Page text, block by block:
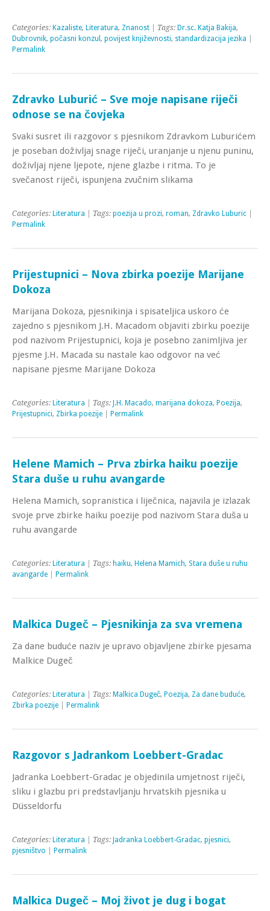
Categories: Kazaliste, Literatura, Znanost | Tags: Dr.sc. Katja Bakija,
Dubrovnik, počasni konzul , povijest književnosti, standardizacija jezika
Permalink
Zdravko Luburić – Sve moje napisane riječi
odnose se na čovjeka
Svaki susret ili razgovor s pjesnikom Zdravkom Luburićem
je poseban doživljaj snage riječi, uranjanje u njenu puninu,
doživljaj njene ljepote, njene glazbe i ritma. To je
svečanost riječi, ispunjena zvučnim slikama
Categories: Literatura | Tags: poezija u prozi, roman, Zdravko Luburic
Permalink
Prijestupnici – Nova zbirka poezije Marijane
Dokoza
Marijana Dokoza, pjesnikinja i spisateljica uskoro će
zajedno s pjesnikom J.H. Macadom objaviti zbirku poezije
pod nazivom Prijestupnici, koja je posebno zanimljiva jer
pjesme J.H. Macada su nastale kao odgovor na već
napisane pjesme Marijane Dokoza
Categories: Literatura | Tags: J.H. Macado, marijana dokoza, Poezija,
Prijestupnici, Zbirka poezije Permalink
Helene Mamich – Prva zbirka haiku poezije
Stara duše u ruhu avangarde
Helena Mamich, sopranistica i liječnica, najavila je izlazak
svoje prve zbirke haiku poezije pod nazivom Stara duša u
ruhu avangarde
Categories: Literatura | Tags: haiku, Helena Mamich, Stara duše u ruhu
avangarde
Permalink
Malkica Dugeč – Pjesnikinja za sva vremena
Za dane buduće naziv je upravo objavljene zbirke pjesama
Malkice Dugeč
Categories: Literatura | Tags: Malkica Dugeč, Poezija, Za dane buduće,
Zbirka poezije
Permalink
Razgovor s Jadrankom Loebbert-Gradac
Jadranka Loebbert-Gradac je objedinila umjetnost riječi,
sliku i glazbu pri predstavljanju hrvatskih pjesnika u
Düsseldorfu
Categories: Literatura | Tags: Jadranka Loebbert-Gradac, pjesnici,
pjesništvo
Permalink
Malkica Dugeč – Moj život je dug i bogat